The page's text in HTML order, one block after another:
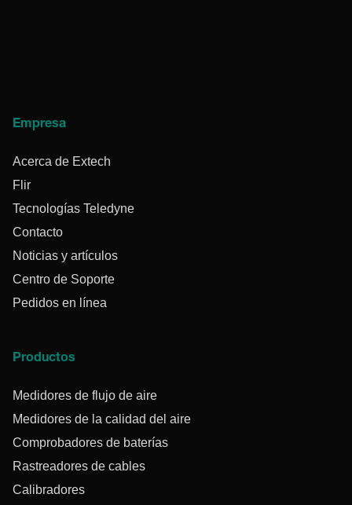
Empresa
Acerca de Extech
Flir
Tecnologías Teledyne
Contacto
Noticias y artículos
Centro de Soporte
Pedidos en línea
Productos
Medidores de flujo de aire
Medidores de la calidad del aire
Comprobadores de baterías
Rastreadores de cables
Calibradores